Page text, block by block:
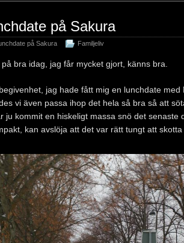
på Sakura
på Sakura Familjeliv
bra idag, jag får mycket gjort, känns bra.
jag hade fått mig en lunchdate
vi även passa ihop det hela så bra så att
ju kommit en hiskeligt massa snö det senaste
kan avslöja att det var rätt tungt att skotta